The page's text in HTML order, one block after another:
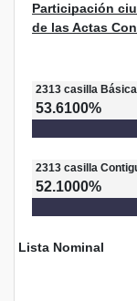
Participación
de las Actas
2313 casilla Básica
53.6100%
2313 casilla
52.1000%
Lista Nominal